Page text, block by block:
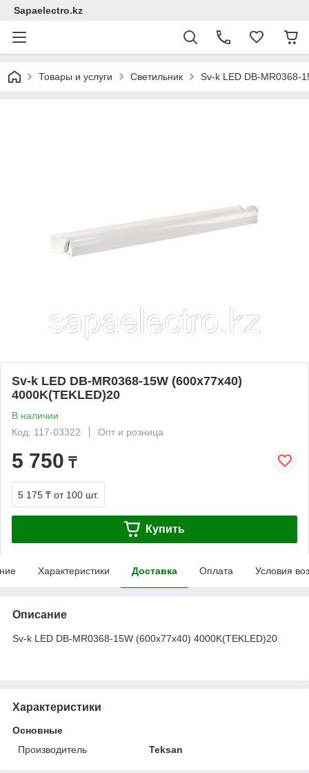
Sapaelectro.kz
Товары и услуги Светильник Sv-k LED DB-MR0368-
Sv-k LED DB-MR0368-15W (600x77x40)
4000K(TEKLED)20
В наличии
Код: 117-03322
Опт и розница
5 750 ₸
5 175 ₸ от 100 шт.
Купить
Характеристики Доставка Оплата Условия
Описание
Sv-k LED DB-MR0368-15W (600x77x40) 4000K(TEKLED)20
Характеристики
Основные
Производитель
Teksan